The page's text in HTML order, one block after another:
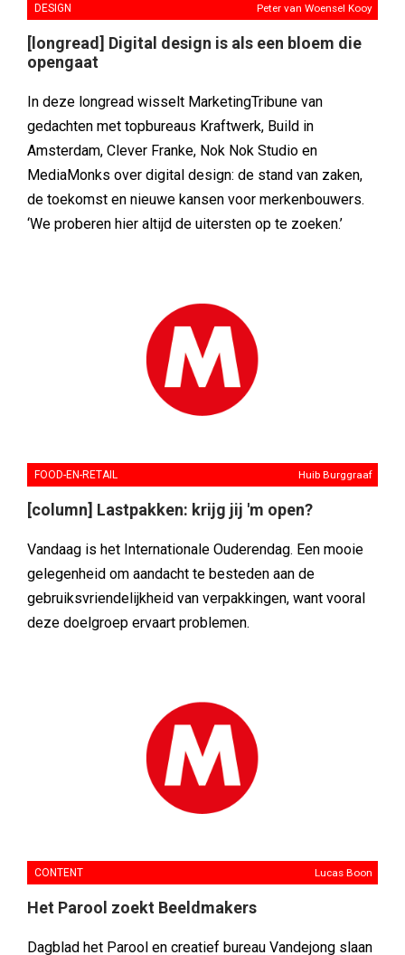
DESIGN Peter van Woensel Kooy
[longread] Digital design is als een bloem die
opengaat
In deze longread wisselt MarketingTribune van
gedachten met topbureaus Kraftwerk, Build in
Amsterdam, Clever Franke, Nok Nok Studio en
MediaMonks over digital design: de stand van zaken,
de toekomst en nieuwe kansen voor merkenbouwers.
‘We proberen hier altijd de uitersten op te zoeken.’
FOOD-EN-RETAIL Huib Burggraaf
[column] Lastpakken: krijg jij 'm open?
Vandaag is het Internationale Ouderendag. Een mooie
gelegenheid om aandacht te besteden aan de
gebruiksvriendelijkheid van verpakkingen, want vooral
deze doelgroep ervaart problemen.
CONTENT Lucas Boon
Het Parool zoekt Beeldmakers
Dagblad het Parool en creatief bureau Vandejong slaan